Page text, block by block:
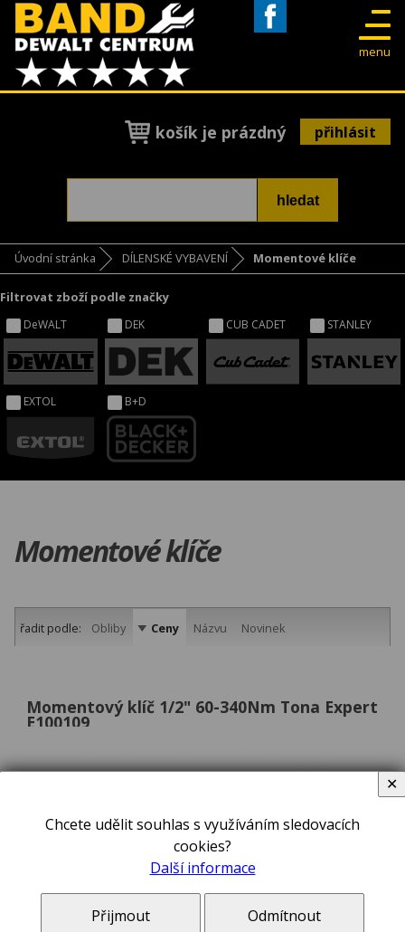
menu
košík je prázdný přihlásit
Úvodní stránka DÍLENSKÉ VYBAVENÍ Momentové klíče
Filtrovat zboží podle značky
DeWALT DEK CUB CADET STANLEY
EXTOL B+D
Momentové klíče
řadit podle: Obliby Ceny Názvu Novinek
Momentový klíč 1/2" 60-340Nm Tona Expert
E100109
Chcete udělit souhlas s využíváním sledovacích
cookies?
Další informace
Přijmout Odmítnout
✕